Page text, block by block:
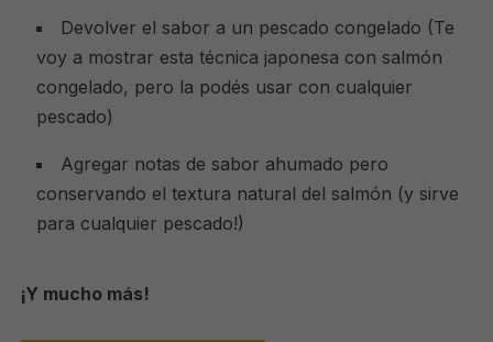
Devolver el sabor a un pescado congelado (Te
voy a mostrar esta técnica japonesa con salmón
congelado, pero la podés usar con cualquier
pescado)
Agregar notas de sabor ahumado pero
conservando el textura natural del salmón (y sirve
para cualquier pescado!)
¡Y mucho más!